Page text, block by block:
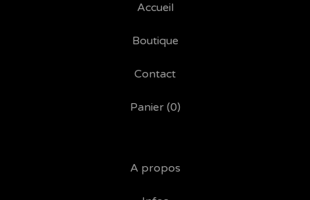
Accueil
Boutique
Contact
Panier (0)
A propos